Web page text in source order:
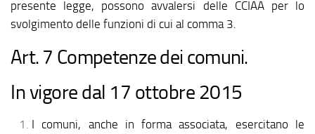
presente legge, possono avvalersi delle CCIAA per lo
svolgimento delle funzioni di cui al comma 3.
Art. 7 Competenze dei comuni.
In vigore dal 17 ottobre 2015
I comuni, anche in forma associata, esercitano le